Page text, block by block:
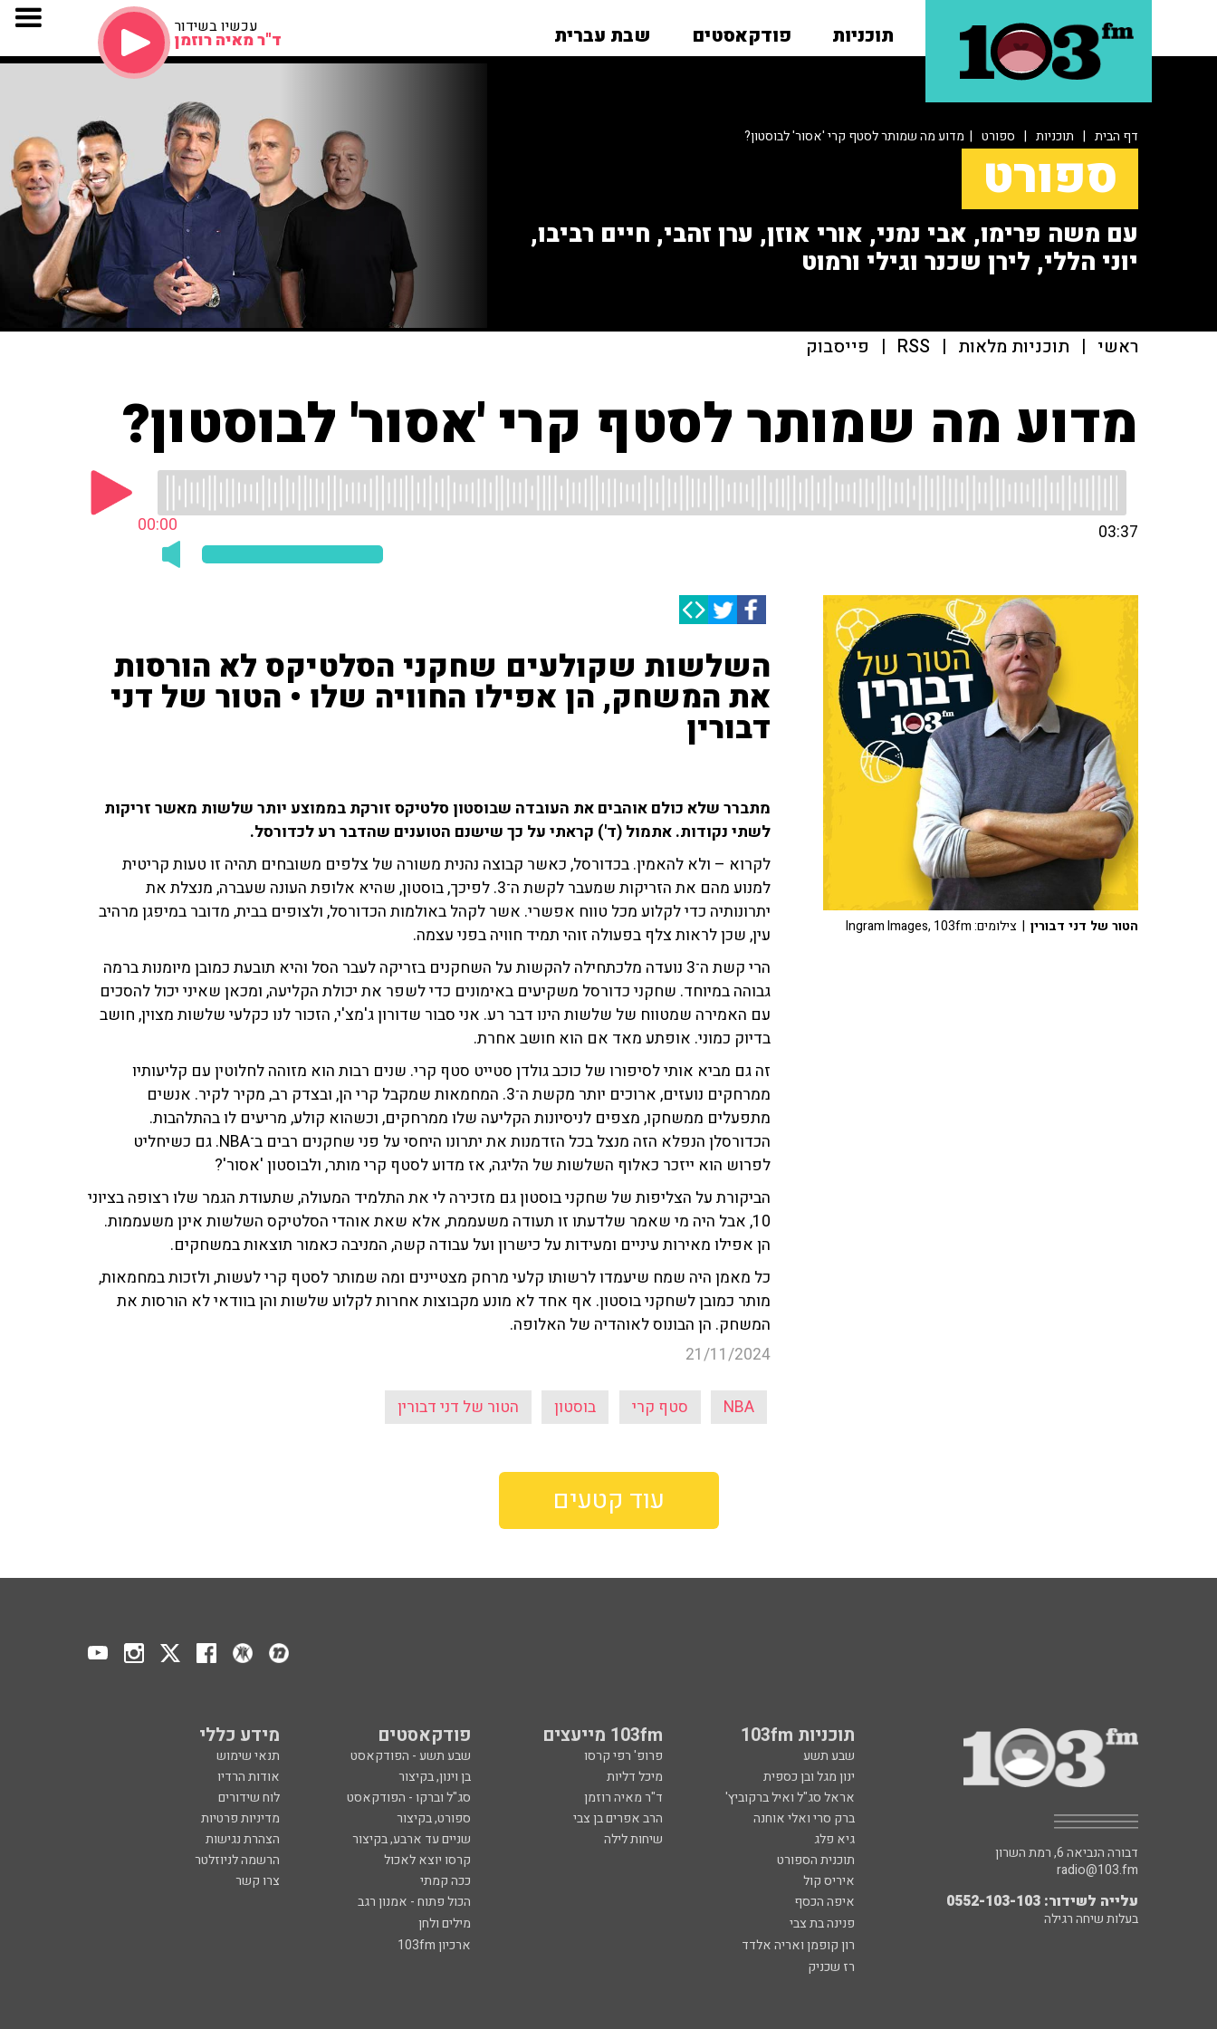
תוכניות פודקאסטים שבת עברית עכשיו בשידור
ד"ר מאיה רוזמן
דף הבית | תוכניות | ספורט | מדוע מה שמותר לסטף קרי 'אסור' לבוסטון?
ספורט
עם משה פרימו, אבי נמני, אורי אוזן, ערן זהבי, חיים רביבו,
יוני הללי, לירן שכנר וגילי ורמוט
ראשי | תוכניות מלאות |
RSS
| פייסבוק
מדוע מה שמותר לסטף קרי 'אסור' לבוסטון?
00:00 03:37
השלשות שקולעים שחקני הסלטיקס לא הורסות
את המשחק, הן אפילו החוויה שלו • הטור של דני
דבורין
מתברר שלא כולם אוהבים את העובדה שבוסטון סלטיקס זורקת בממוצע יותר שלשות מאשר זריקות
לשתי נקודות. אתמול (ד') קראתי על כך שישנם הטוענים שהדבר רע לכדורסל.
לקרוא – ולא להאמין. בכדורסל, כאשר קבוצה נהנית משורה של צלפים משובחים תהיה זו טעות קריטית
למנוע מהם את הזריקות שמעבר לקשת ה־3. לפיכך, בוסטון, שהיא אלופת העונה שעברה, מנצלת את
יתרונותיה כדי לקלוע מכל טווח אפשרי. אשר לקהל באולמות הכדורסל, ולצופים בבית, מדובר במיפגן מרהיב
עין, שכן לראות צלף בפעולה זוהי תמיד חוויה בפני עצמה.
הרי קשת ה־3 נועדה מלכתחילה להקשות על השחקנים בזריקה לעבר הסל והיא תובעת כמובן מיומנות ברמה
גבוהה במיוחד. שחקני כדורסל משקיעים באימונים כדי לשפר את יכולת הקליעה, ומכאן שאיני יכול להסכים
עם האמירה שמטווח של שלשות הינו דבר רע. אני סבור שדורון ג'מצ'י, הזכור לנו כקלעי שלשות מצוין, חושב
בדיוק כמוני. אופתע מאד אם הוא חושב אחרת.
זה גם מביא אותי לסיפורו של כוכב גולדן סטייט סטף קרי. שנים רבות הוא מזוהה לחלוטין עם קליעותיו
ממרחקים נועזים, ארוכים יותר מקשת ה־3. המחמאות שמקבל קרי הן, ובצדק רב, מקיר לקיר. אנשים
מתפעלים ממשחקו, מצפים לניסיונות הקליעה שלו ממרחקים, וכשהוא קולע, מריעים לו בהתלהבות.
הכדורסלן הנפלא הזה מנצל בכל הזדמנות את יתרונו היחסי על פני שחקנים רבים ב־NBA. גם כשיחליט
לפרוש הוא ייזכר כאלוף השלשות של הליגה, אז מדוע לסטף קרי מותר, ולבוסטון 'אסור'?
הביקורת על הצליפות של שחקני בוסטון גם מזכירה לי את התלמיד המעולה, שתעודת הגמר שלו רצופה בציוני
10, אבל היה מי שאמר שלדעתו זו תעודה משעממת, אלא שאת אוהדי הסלטיקס השלשות אינן משעממות.
הן אפילו מאירות עיניים ומעידות על כישרון ועל עבודה קשה, המניבה כאמור תוצאות במשחקים.
כל מאמן היה שמח שיעמדו לרשותו קלעי מרחק מצטיינים ומה שמותר לסטף קרי לעשות, ולזכות במחמאות,
מותר כמובן לשחקני בוסטון. אף אחד לא מונע מקבוצות אחרות לקלוע שלשות והן בוודאי לא הורסות את
המשחק. הן הבונוס לאוהדיה של האלופה.
21/11/2024
NBA סטף קרי בוסטון הטור של דני דבורין
הטור של דני דבורין | צילומים: Ingram Images, 103fm
עוד קטעים
תוכניות 103fm 103fm מייעצים פודקאסטים מידע כללי
שבע תשע פרופ' רפי קרסו שבע תשע - הפודקאסט
תנאי שימוש
ינון מגל ובן כספית
מיכל דליות בן וינון, בקיצור
אודות הרדיו
אראל סג"ל ואיל ברקוביץ'
ד"ר מאיה רוזמן סג"ל וברקו - הפודקאסט
לוח שידורים
ברק סרי ואלי אוחנה
הרב אפרים בן צבי ספורט, בקיצור
מדיניות פרטיות
גיא פלג
שיחות לילה שניים עד ארבע, בקיצור
הצהרת נגישות
תוכנית הספורט
קרסו יוצא לאכול
הרשמה לניוזלטר
איריס קול
ככה קמתי
צרו קשר
איפה הכסף
הכול פתוח - אמנון רגב
פנינה בת צבי
מילים ולחן
רון קופמן ואריה אלדד
ארכיון 103fm
רז שכניק
דבורה הנביאה 6, רמת השרון
radio@103.fm
עלייה לשידור: 0552-103-103
בעלות שיחה רגילה